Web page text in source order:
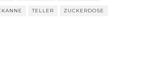
TELLER ZUCKERDOSE